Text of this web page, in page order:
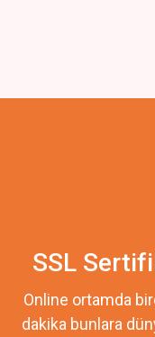
SSL
Online ortamda
dakika bunlara